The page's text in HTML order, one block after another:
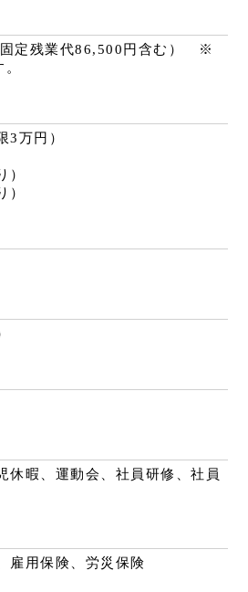
固定残業代86,500円含む） ※
3万円）
）
）
休暇、運動会、社員研修、社員
雇用保険、労災保険